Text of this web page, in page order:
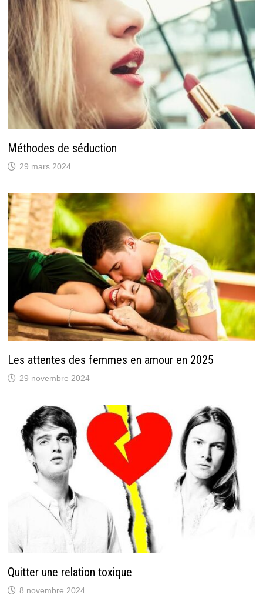
Méthodes de séduction
29 mars 2024
Les attentes des femmes en amour en 2025
29 novembre 2024
Quitter une relation toxique
8 novembre 2024